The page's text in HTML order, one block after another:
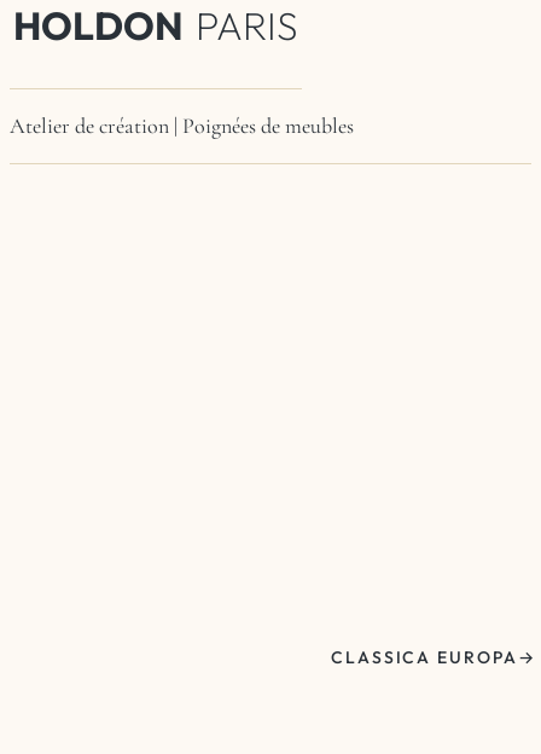
HOLDON PARIS
Atelier de création | Poignées de meubles
CLASSICA EUROPA